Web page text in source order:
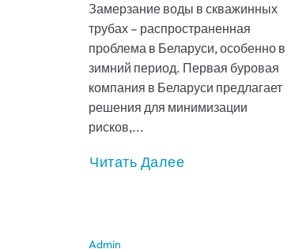
Замерзание воды в скважинных
трубах – распространенная
проблема в Беларуси, особенно в
зимний период. Первая буровая
компания в Беларуси предлагает
решения для минимизации
рисков,...
Читать Далее
Admin